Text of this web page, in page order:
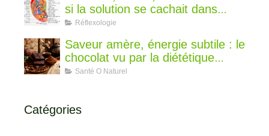
si la solution se cachait dans
votre oreille ?
Réflexologie
Saveur amère, énergie subtile : le
chocolat vu par la diététique
chinoise
Santé O Naturel
Catégories